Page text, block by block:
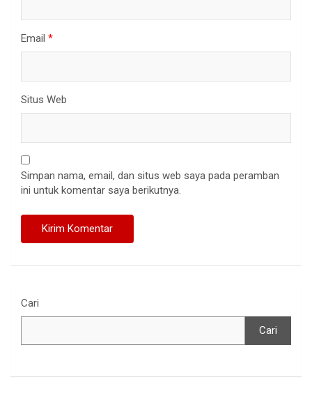
Email *
Situs Web
Simpan nama, email, dan situs web saya pada peramban
ini untuk komentar saya berikutnya.
Cari
Cari